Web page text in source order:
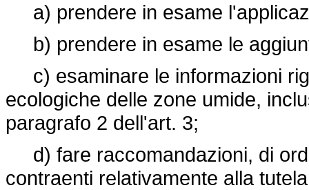
a) prendere in esame
b) prendere in esame le
c) esaminare le informazioni
ecologiche delle zone umide,
paragrafo 2 dell'art. 3;
d) fare raccomandazioni, di
contraenti relativamente alla